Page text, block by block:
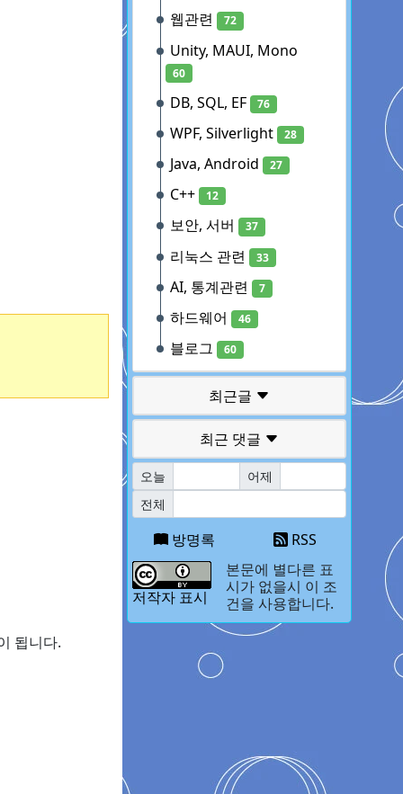
웹관련 72
Unity, MAUI, Mono
60
DB, SQL, EF 76
WPF, Silverlight 28
Java, Android 27
C++ 12
보안, 서버 37
리눅스 관련 33
AI, 통계관련 7
하드웨어 46
블로그 60
최근글
최근 댓글
오늘
어제
전체
방명록 RSS
저작자 표시
본문에 별다른 표
시가 없을시 이 조
건을 사용합니다.
됩니다.